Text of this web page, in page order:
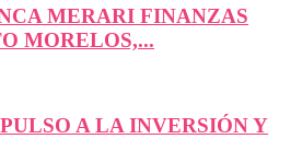
MERARI FINANZAS
MORELOS,...
A LA INVERSIÓN Y